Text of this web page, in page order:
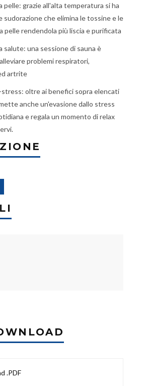
pelle: grazie all'alta temperatura si ha
sudorazione che elimina le tossine e le
pelle rendendola più liscia e purificata
salute: una sessione di sauna è
problemi respiratori,
artrite
oltre ai benefici sopra elencati
anche un'evasione dallo stress
e regala un momento di relax
.PDF